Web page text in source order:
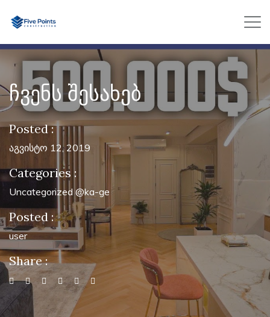
ჩვენს შესახებ
Posted :
აგვისტო 12, 2019
Categories :
Uncategorized @ka-ge
Posted :
user
Share :